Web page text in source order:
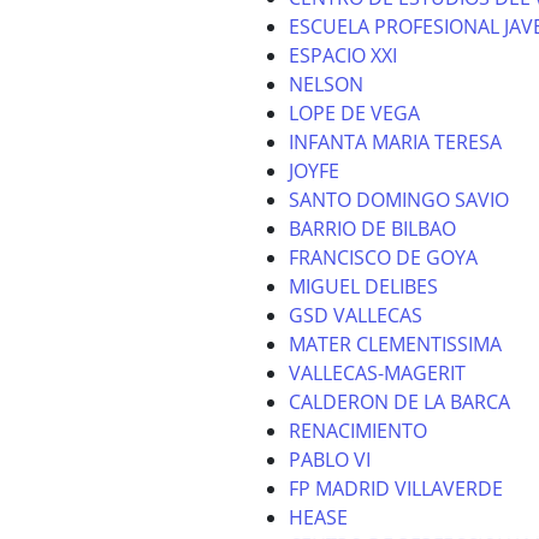
ESCUELA PROFESIONAL
ESPACIO XXI
NELSON
LOPE DE VEGA
INFANTA MARIA TERESA
JOYFE
SANTO DOMINGO SAVIO
BARRIO DE BILBAO
FRANCISCO DE GOYA
MIGUEL DELIBES
GSD VALLECAS
MATER CLEMENTISSIMA
VALLECAS-MAGERIT
CALDERON DE LA BARCA
RENACIMIENTO
PABLO VI
FP MADRID VILLAVERDE
HEASE